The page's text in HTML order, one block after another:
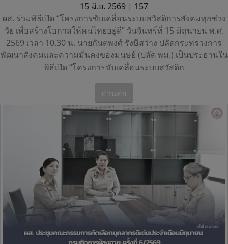
15 มิ.ย. 2569 | 157
ผส. ร่วมพิธีเปิด “โครงการขับเคลื่อนระบบสวัสดิการสังคมทุกช่วง
วัย เพื่อสร้างโอกาสให้คนไทยอยู่ดี” วันจันทร์ที่ 15 มิถุนายน พ.ศ.
2569 เวลา 10.30 น. นายกันตพงศ์ รังษีสว่าง ปลัดกระทรวงการ
พัฒนาสังคมและความมั่นคงของมนุษย์ (ปลัด พม.) เป็นประธานใน
พิธีเปิด “โครงการขับเคลื่อนระบบสวัสดิก
อ่านต่อ